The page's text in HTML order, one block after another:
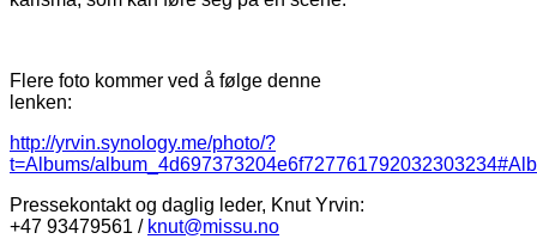
Flere foto kommer ved å følge denne
lenken:
http://yrvin.synology.me/photo/?
t=Albums/
Pressekontakt og daglig leder, Knut Yrvin:
+47 93479561 / knut@missu.no